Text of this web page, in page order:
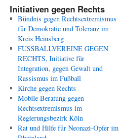
Initiativen gegen Rechts
Bündnis gegen Rechtsextremismus
für Demokratie und Toleranz im
Kreis Heinsberg
FUSSBALLVEREINE GEGEN
RECHTS, Initiative für
Integration, gegen Gewalt und
Rassismus im Fußball
Kirche gegen Rechts
Mobile Beratung gegen
Rechtsextremismus im
Regierungsbezirk Köln
Rat und Hilfe für Neonazi-Opfer im